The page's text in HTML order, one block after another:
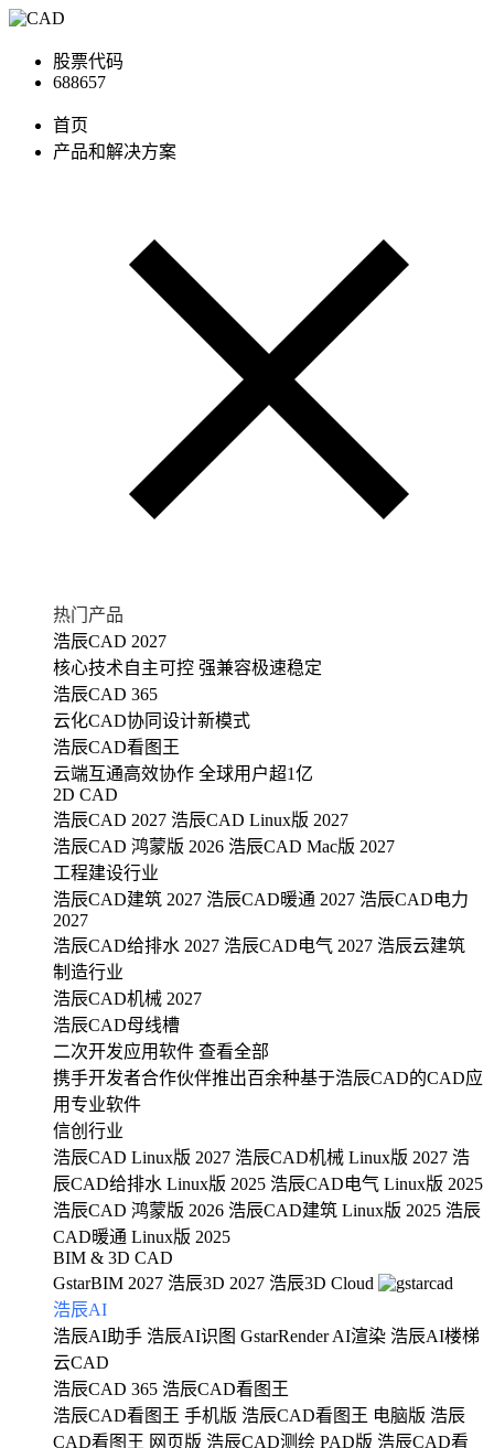
股票代码
688657
首页
产品和解决方案
热门产品
浩辰CAD 2027
核心技术自主可控 强兼容极速稳定
浩辰CAD 365
云化CAD协同设计新模式
浩辰CAD看图王
云端互通高效协作 全球用户超1亿
2D CAD
浩辰CAD 2027 浩辰CAD Linux版 2027
浩辰CAD 鸿蒙版 2026 浩辰CAD Mac版 2027
工程建设行业
浩辰CAD建筑 2027 浩辰CAD暖通 2027 浩辰CAD电力
2027
浩辰CAD给排水 2027 浩辰CAD电气 2027 浩辰云建筑
制造行业
浩辰CAD机械 2027
浩辰CAD母线槽
二次开发应用软件 查看全部
携手开发者合作伙伴推出百余种基于浩辰CAD的CAD应
用专业软件
信创行业
浩辰CAD Linux版 2027 浩辰CAD机械 Linux版 2027 浩
辰CAD给排水 Linux版 2025 浩辰CAD电气 Linux版 2025
浩辰CAD 鸿蒙版 2026 浩辰CAD建筑 Linux版 2025 浩辰
CAD暖通 Linux版 2025
BIM & 3D CAD
GstarBIM 2027 浩辰3D 2027 浩辰3D Cloud
浩辰AI
浩辰AI助手 浩辰AI识图 GstarRender AI渲染 浩辰AI楼梯
云CAD
浩辰CAD 365 浩辰CAD看图王
浩辰CAD看图王 手机版 浩辰CAD看图王 电脑版 浩辰
CAD看图王 网页版 浩辰CAD测绘 PAD版 浩辰CAD看